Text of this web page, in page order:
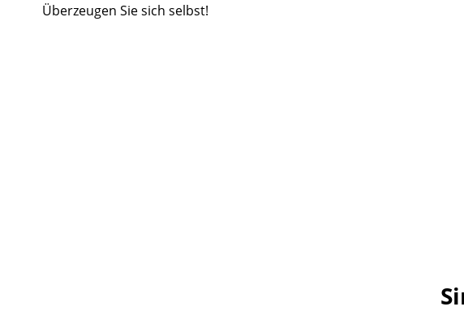
Überzeugen Sie sich selbst!